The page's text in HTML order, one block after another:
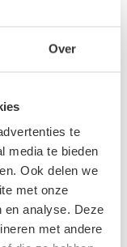
Over
te
media te bieden
Ook delen we
met onze
en analyse. Deze
met andere
40